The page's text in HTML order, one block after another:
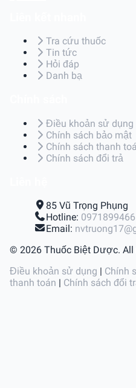
Tra cứu thuốc
Tin tức
Hỏi đáp
Danh bạ
Điều khoản sử dụng
Chính sách bảo mật
Chính sách thanh
Chính sách đổi trả
85 Vũ Trọng Phụng
Hotline: 0971899466
Email:
© 2026 Thuốc Biệt Dược. All
Điều khoản sử dụng | Chính
thanh toán | Chính sách đổi